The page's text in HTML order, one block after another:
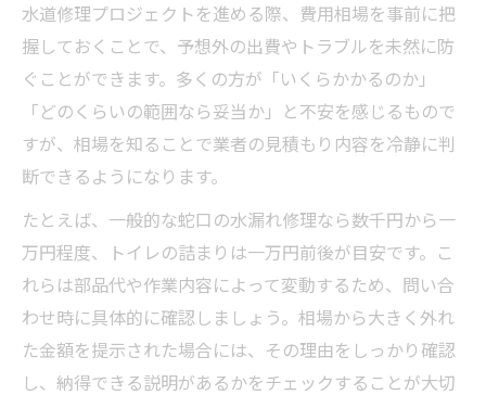
水道修理プロジェクトを進める際、費用相場を事前に把
握しておくことで、予想外の出費やトラブルを未然に防
ぐことができます。多くの方が「いくらかかるのか」
「どのくらいの範囲なら妥当か」と不安を感じるもので
すが、相場を知ることで業者の見積もり内容を冷静に判
断できるようになります。
たとえば、一般的な蛇口の水漏れ修理なら数千円から一
万円程度、トイレの詰まりは一万円前後が目安です。こ
れらは部品代や作業内容によって変動するため、問い合
わせ時に具体的に確認しましょう。相場から大きく外れ
た金額を提示された場合には、その理由をしっかり確認
し、納得できる説明があるかをチェックすることが大切